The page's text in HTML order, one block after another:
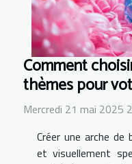
Comment
thèmes pour
Mercredi 21 mai 2025
Créer une arche de
et visuellement